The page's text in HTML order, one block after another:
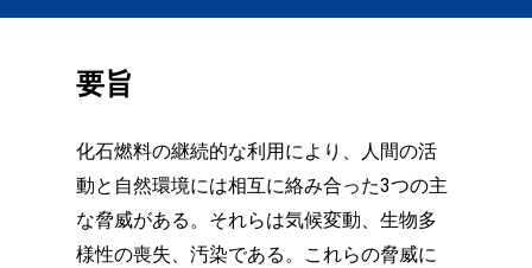
要旨
化石燃料の継続的な利用により、人間の活
動と自然環境には相互に絡み合った3つの主
な脅威がある。それらは気候変動、生物多
様性の喪失、汚染である。これらの脅威に